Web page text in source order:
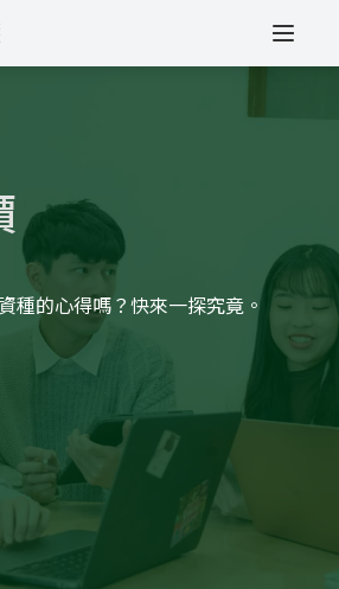
種的心得嗎？快來一探究竟。